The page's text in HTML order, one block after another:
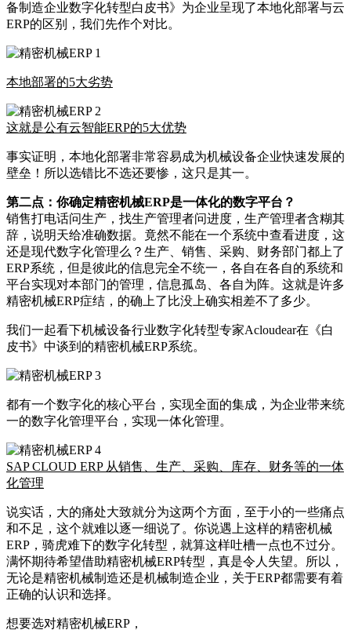
备制造企业数字化转型白皮书》为企业呈现了本地化部署与云
ERP的区别，我们先作个对比。
本地部署的5大劣势
这就是公有云智能ERP的5大优势
事实证明，本地化部署非常容易成为机械设备企业快速发展的
壁垒！所以选错比不选还要惨，这只是其一。
第二点：你确定精密机械ERP是一体化的数字平台？
销售打电话问生产，找生产管理者问进度，生产管理者含糊其
辞，说明天给准确数据。竟然不能在一个系统中查看进度，这
还是现代数字化管理么？生产、销售、采购、财务部门都上了
ERP系统，但是彼此的信息完全不统一，各自在各自的系统和
平台实现对本部门的管理，信息孤岛、各自为阵。这就是许多
精密机械ERP症结，的确上了比没上确实相差不了多少。
我们一起看下机械设备行业数字化转型专家Acloudear在《白
皮书》中谈到的精密机械ERP系统。
都有一个数字化的核心平台，实现全面的集成，为企业带来统
一的数字化管理平台，实现一体化管理。
SAP CLOUD ERP 从销售、生产、采购、库存、财务等的一体
化管理
说实话，大的痛处大致就分为这两个方面，至于小的一些痛点
和不足，这个就难以逐一细说了。你说遇上这样的精密机械
ERP，骑虎难下的数字化转型，就算这样吐槽一点也不过分。
满怀期待希望借助精密机械ERP转型，真是令人失望。所以，
无论是精密机械制造还是机械制造企业，关于ERP都需要有着
正确的认识和选择。
想要选对精密机械ERP，